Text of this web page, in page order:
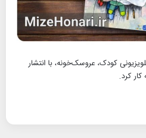
کودک، عروسک‌خونه، با انتشار
کرد.